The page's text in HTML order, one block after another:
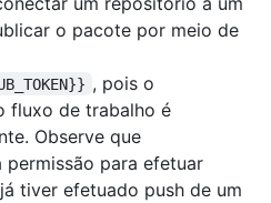
o pacote por meio de
, pois o
fluxo de trabalho é
Observe que
permissão para efetuar
tiver efetuado push de um